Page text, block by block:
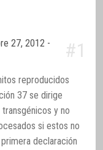
27, 2012 -
#1
reproducidos
37 se dirige
y no
si estos no
declaración